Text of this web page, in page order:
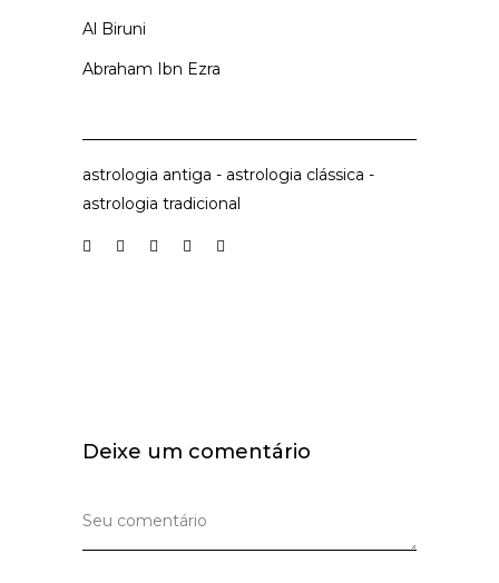
Al Biruni
Abraham Ibn Ezra
astrologia antiga - astrologia clássica -
astrologia tradicional
Deixe um comentário